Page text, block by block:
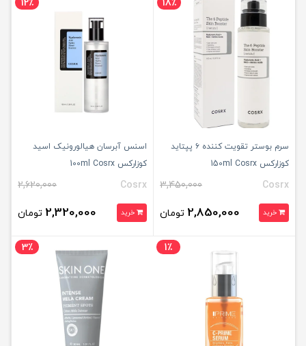
18٪
سرم بوستر تقویت کننده ۶ پپتاید
کوزارکس 150ml Cosrx
Cosrx
3,450,000
خرید 2,850,000 تومان
12٪
اسنس آبرسان هیالورونیک اسید
کوزارکس 100ml Cosrx
Cosrx
2,620,000
خرید 2,320,000 تومان
1٪ 3٪